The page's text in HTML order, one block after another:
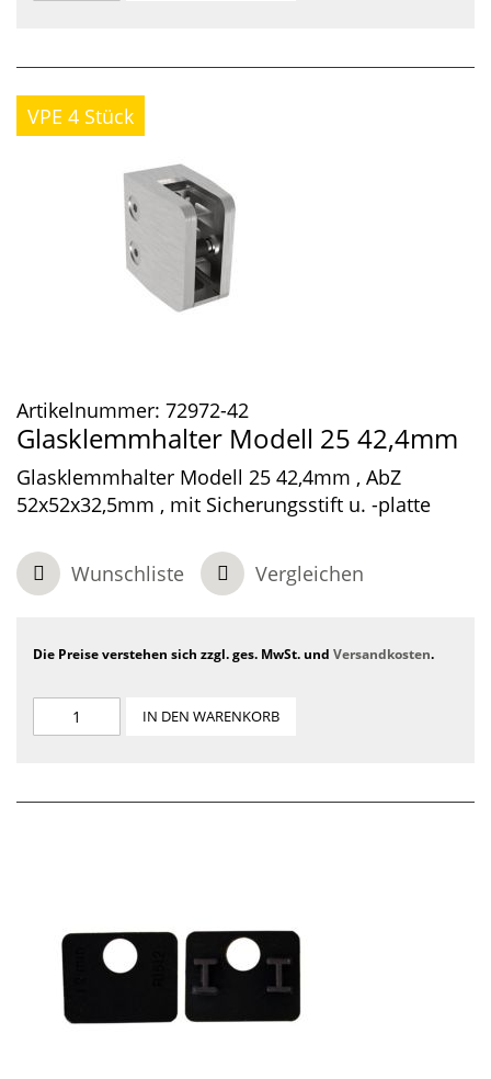
VPE 4 Stück
Artikelnummer: 72972-42
Glasklemmhalter Modell 25 42,4mm
Glasklemmhalter Modell 25 42,4mm , AbZ
52x52x32,5mm , mit Sicherungsstift u. -platte
Wunschliste Vergleichen
Die Preise verstehen sich zzgl. ges. MwSt. und Versandkosten.
IN DEN WARENKORB